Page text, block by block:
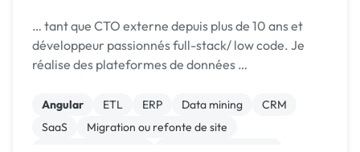
… tant que CTO externe depuis plus de 10 ans et
développeur passionnés full-stack/ low code. Je
réalise des plateformes de données …
Angular ETL ERP Data mining
CRM
SaaS
Migration ou refonte de site